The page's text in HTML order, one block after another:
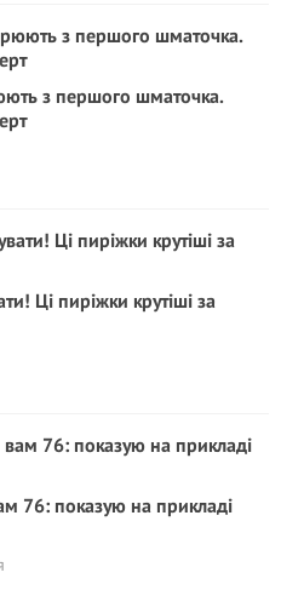
з першого шматочка.
Ці пиріжки крутіші за
76: показую на прикладі